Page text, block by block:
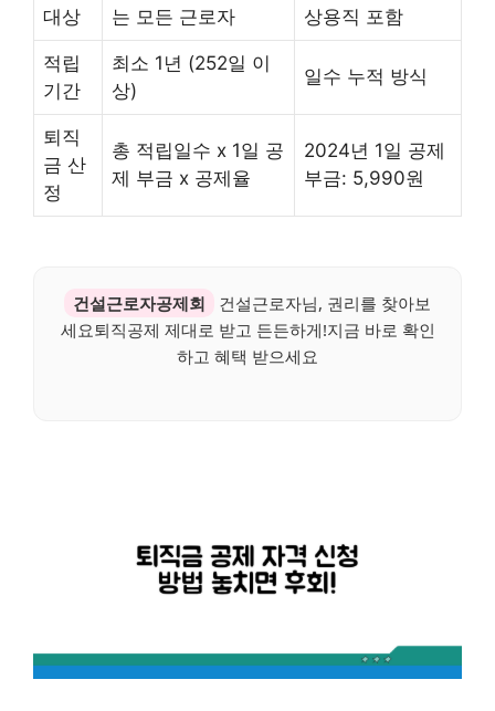
대상
는 모든 근로자
상용직 포함
적립
기간
최소 1년 (252일 이
상)
일수 누적 방식
퇴직
금 산
정
총 적립일수 x 1일 공
제 부금 x 공제율
2024년 1일 공제
부금: 5,990원
건설근로자공제회
건설근로자님, 권리를 찾아보
세요퇴직공제 제대로 받고 든든하게!지금 바로 확인
하고 혜택 받으세요